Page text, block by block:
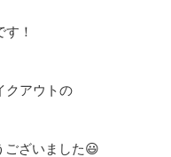
！
クアウトの
ございました😃